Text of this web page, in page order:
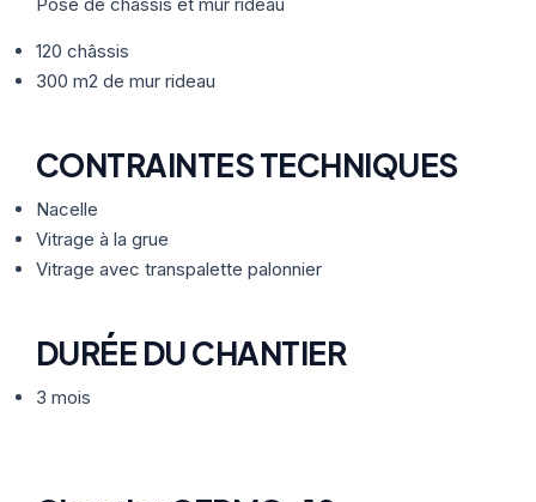
Nos Formules ACTUALITÉS
ETRE RAPPELÉ
120 châssis
300 m2 de mur rideau
CONTRAINTES TECHNIQUES
Nacelle
Vitrage à la grue
Vitrage avec transpalette palonnier
DURÉE DU CHANTIER
3 mois